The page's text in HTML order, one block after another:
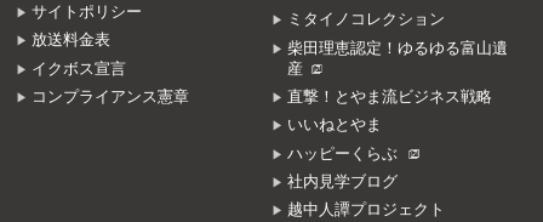
サイトポリシー
放送料金表
イクボス宣言
コンプライアンス憲章
ミタイノコレクション
柴田理恵認定！ゆるゆる富山遺
産
直撃！とやま流ビジネス戦略
いいねとやま
ハッピーくらぶ
社内見学ブログ
越中人譚プロジェクト